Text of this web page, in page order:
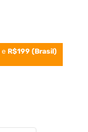
eR$199 (Brasil)